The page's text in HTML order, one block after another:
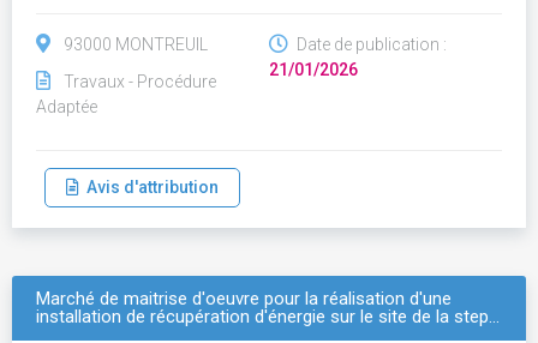
93000 MONTREUIL
Travaux - Procédure
Adaptée
Date de publication :
21/01/2026
Avis d'attribution
Marché de maitrise d'oeuvre pour la réalisation d'une
installation de récupération d'énergie sur le site de la step…